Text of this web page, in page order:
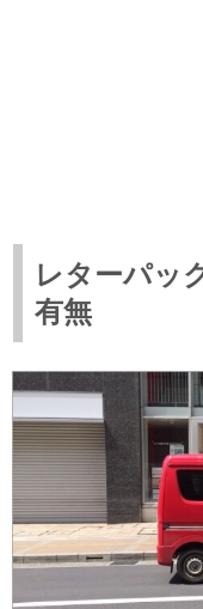
レターパッ
有無